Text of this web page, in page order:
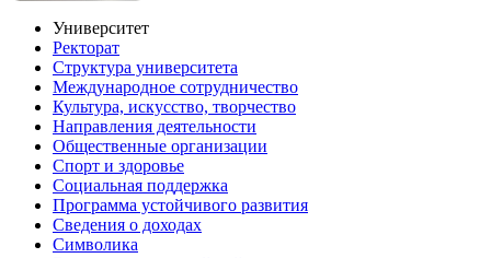
Университет
Ректорат
Структура университета
Международное сотрудничество
Культура, искусство, творчество
Направления деятельности
Общественные организации
Спорт и здоровье
Социальная поддержка
Программа устойчивого развития
Сведения о доходах
Символика